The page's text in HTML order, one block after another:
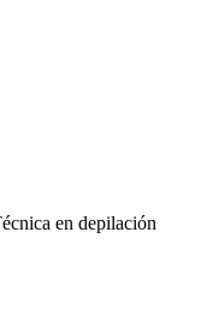
en depilación